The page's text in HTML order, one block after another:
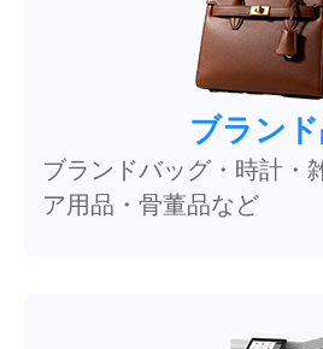
ブラン
ブランドバッグ・時計・
ア用品・骨董品など